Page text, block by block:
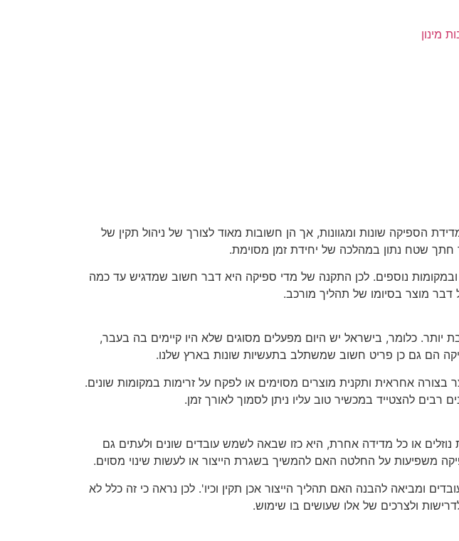
הספיקה שונות ומגוונות, אך הן חשובות מאוד לצורך של ניהול תקין של
חתך שטח נתון במהלכה של יחידת זמן מסוימת.
ובמקומות נוספים. לכן התקנה של מדי ספיקה היא דבר חשוב שמדגיש עד כמה
דבר מוצר בסיומו של תהליך מורכב.
יותר. כלומר, בישראל יש היום מפעלים מסוגים שלא היו קיימים בה בעבר,
הם גם כן פריט חשוב שמשתלב בתעשיות שונות בארץ שלנו.
בצורה אחראית ותקנית מוצרים מסוימים או לפקח על זרימות במקומות שונים.
להצטייד במכשיר טוב עליו ניתן לסמוך לאורך זמן.
או כל מדידה אחרת, היא כזו שבאה לשמש עובדים שונים ולעתים גם
משפיעות על החלטה האם להמשיך בשגרת הייצור או לעשות שינוי מסוים.
ומביאה להבנה האם תהליך הייצור אכן תקין וכיו'. לכן נראה כי זה כלל לא
ולצרכים של אלו שעושים בו שימוש.